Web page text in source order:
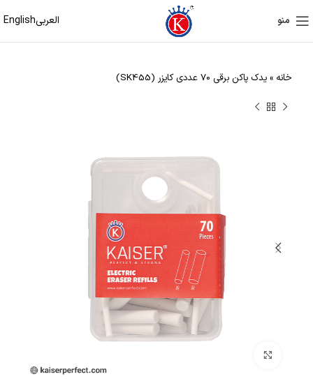
منو العربیEnglish
خانه » یدک پاکن برقی 70 عددی کایزر (SK455)